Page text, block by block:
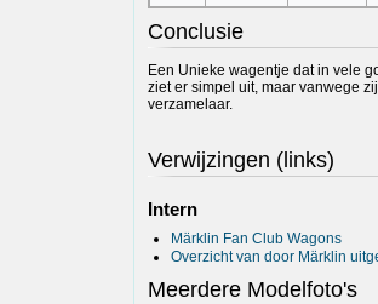
Conclusie
Een Unieke wagentje dat in vele
ziet er simpel uit, maar vanwege
verzamelaar.
Verwijzingen (links)
Intern
Märklin Fan Club Wagons
Overzicht van door Märklin
Meerdere Modelfoto's